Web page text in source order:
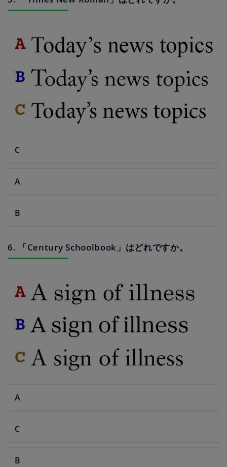
C
A
B
6. 「Century Schoolbook」はどれですか。
A
C
B